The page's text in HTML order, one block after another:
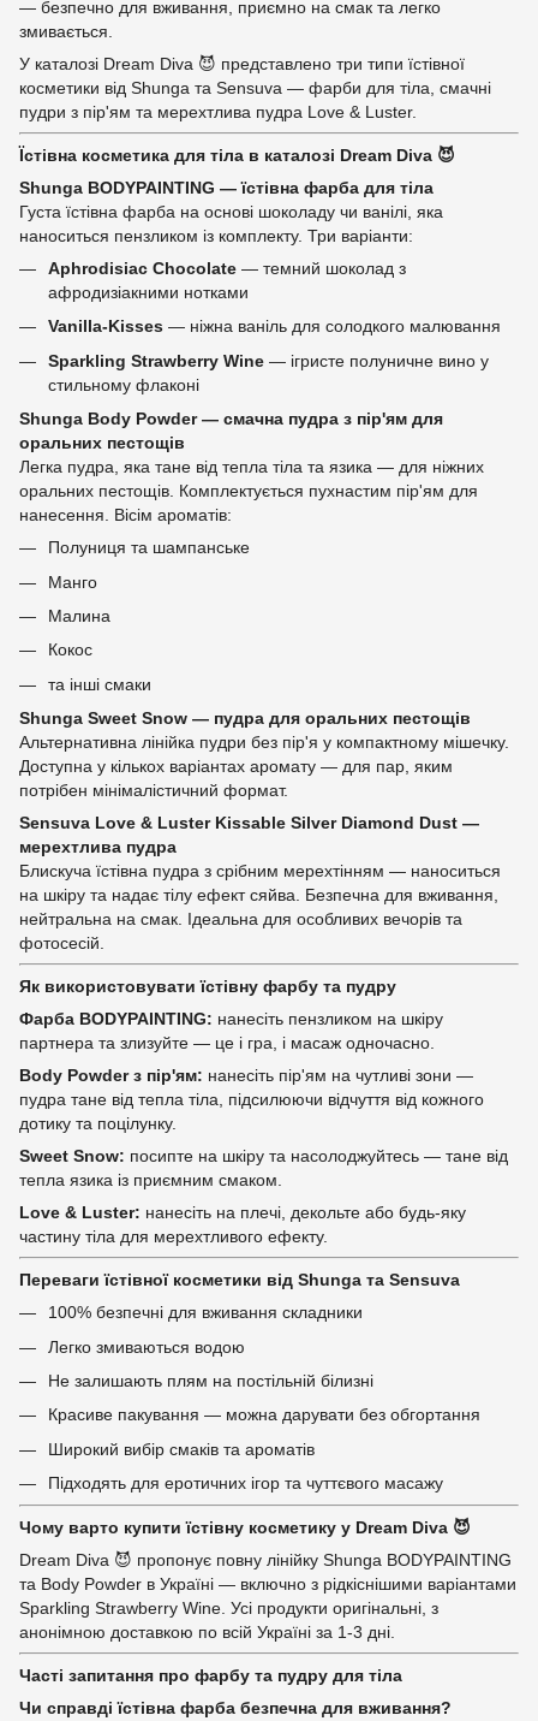
— безпечно для вживання, приємно на смак та легко
змивається.
У каталозі Dream Diva 😈 представлено три типи їстівної
косметики від Shunga та Sensuva — фарби для тіла, смачні
пудри з пір'ям та мерехтлива пудра Love & Luster.
Їстівна косметика для тіла в каталозі Dream Diva 😈
Shunga BODYPAINTING — їстівна фарба для тіла
Густа їстівна фарба на основі шоколаду чи ванілі, яка
наноситься пензликом із комплекту. Три варіанти:
Aphrodisiac Chocolate — темний шоколад з
афродизіакними нотками
Vanilla-Kisses — ніжна ваніль для солодкого малювання
Sparkling Strawberry Wine — ігристе полуничне вино у
стильному флаконі
Shunga Body Powder — смачна пудра з пір'ям для
оральних пестощів
Легка пудра, яка тане від тепла тіла та язика — для ніжних
оральних пестощів. Комплектується пухнастим пір'ям для
нанесення. Вісім ароматів:
Полуниця та шампанське
Манго
Малина
Кокос
та інші смаки
Shunga Sweet Snow — пудра для оральних пестощів
Альтернативна лінійка пудри без пір'я у компактному мішечку.
Доступна у кількох варіантах аромату — для пар, яким
потрібен мінімалістичний формат.
Sensuva Love & Luster Kissable Silver Diamond Dust —
мерехтлива пудра
Блискуча їстівна пудра з срібним мерехтінням — наноситься
на шкіру та надає тілу ефект сяйва. Безпечна для вживання,
нейтральна на смак. Ідеальна для особливих вечорів та
фотосесій.
Як використовувати їстівну фарбу та пудру
Фарба BODYPAINTING: нанесіть пензликом на шкіру
партнера та злизуйте — це і гра, і масаж одночасно.
Body Powder з пір'ям: нанесіть пір'ям на чутливі зони —
пудра тане від тепла тіла, підсилюючи відчуття від кожного
дотику та поцілунку.
Sweet Snow: посипте на шкіру та насолоджуйтесь — тане від
тепла язика із приємним смаком.
Love & Luster: нанесіть на плечі, декольте або будь-яку
частину тіла для мерехтливого ефекту.
Переваги їстівної косметики від Shunga та Sensuva
100% безпечні для вживання складники
Легко змиваються водою
Не залишають плям на постільній білизні
Красиве пакування — можна дарувати без обгортання
Широкий вибір смаків та ароматів
Підходять для еротичних ігор та чуттєвого масажу
Чому варто купити їстівну косметику у Dream Diva 😈
Dream Diva 😈 пропонує повну лінійку Shunga BODYPAINTING
та Body Powder в Україні — включно з рідкіснішими варіантами
Sparkling Strawberry Wine. Усі продукти оригінальні, з
анонімною доставкою по всій Україні за 1-3 дні.
Часті запитання про фарбу та пудру для тіла
Чи справді їстівна фарба безпечна для вживання?